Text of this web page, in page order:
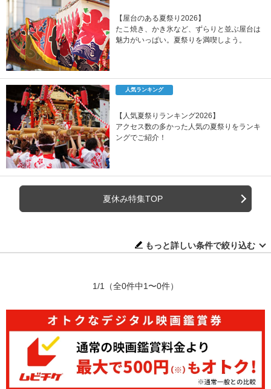
【屋台のある夏祭り2026】
たこ焼き、かき氷など、ずらりと並ぶ屋台は
魅力がいっぱい。夏祭りを満喫しよう。
人気ランキング
【人気夏祭りランキング2026】
アクセス数の多かった人気の夏祭りをランキ
ングでご紹介！
夏休み特集TOP
もっと詳しい条件で絞り込む
1/1 （全0件中1〜0件）